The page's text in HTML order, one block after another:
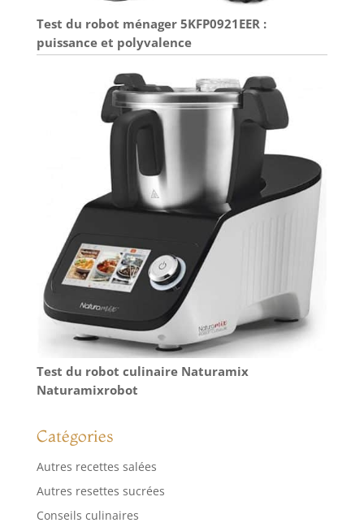
Test du robot ménager 5KFP0921EER :
puissance et polyvalence
Test du robot culinaire Naturamix
Naturamixrobot
Catégories
Autres recettes salées
Autres resettes sucrées
Conseils culinaires